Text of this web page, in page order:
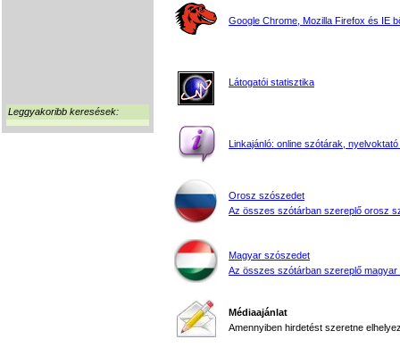
Leggyakoribb keresések:
Google Chrome, Mozilla Firefox és IE
Látogatói statisztika
Linkajánló: online szótárak, nyelvoktató
Orosz szószedet
Az összes szótárban szereplő orosz
Magyar szószedet
Az összes szótárban szereplő magyar
Médiaajánlat
Amennyiben hirdetést szeretne